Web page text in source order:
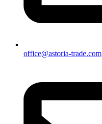
office@astoria-trade.com